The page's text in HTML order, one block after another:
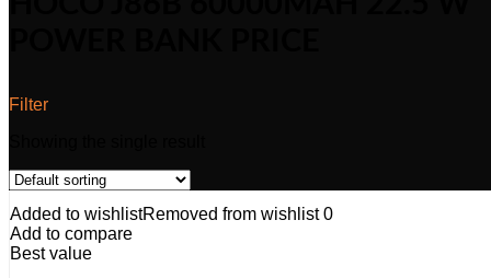
Filter
Added to wishlistRemoved from wishlist 0
Add to compare
Best value